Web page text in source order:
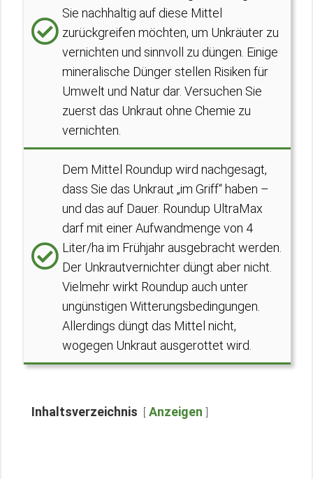
Sie nachhaltig auf diese Mittel
zurückgreifen möchten, um Unkräuter zu
vernichten und sinnvoll zu düngen. Einige
mineralische Dünger stellen Risiken für
Umwelt und Natur dar. Versuchen Sie
zuerst das Unkraut ohne Chemie zu
vernichten.
Dem Mittel Roundup wird nachgesagt,
dass Sie das Unkraut „im Griff“ haben –
und das auf Dauer. Roundup UltraMax
darf mit einer Aufwandmenge von 4
Liter/ha im Frühjahr ausgebracht werden.
Der Unkrautvernichter düngt aber nicht.
Vielmehr wirkt Roundup auch unter
ungünstigen Witterungsbedingungen.
Allerdings düngt das Mittel nicht,
wogegen Unkraut ausgerottet wird.
Inhaltsverzeichnis Anzeigen